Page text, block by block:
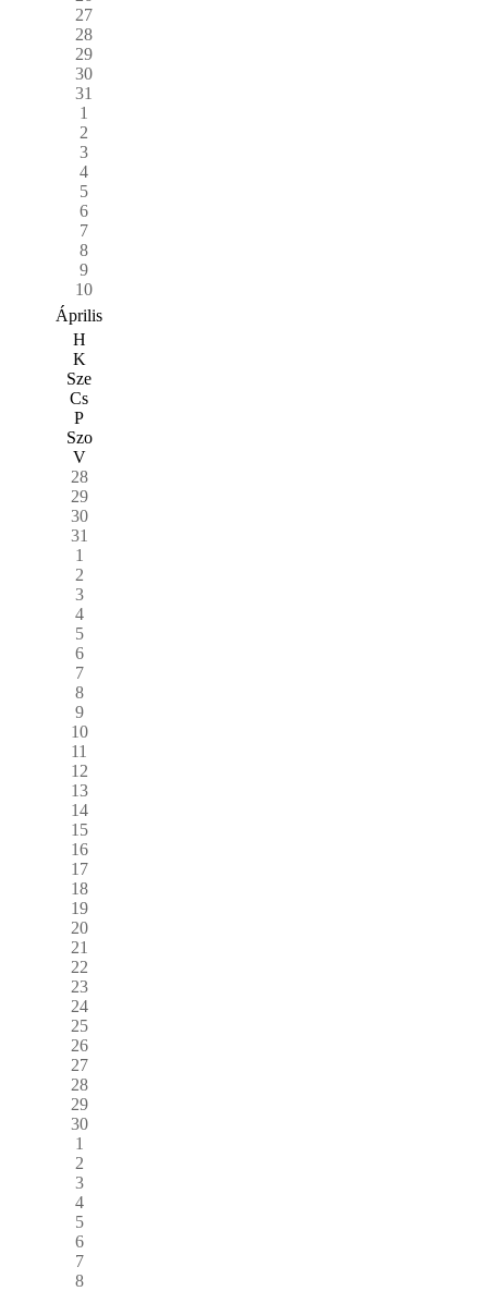
27
28
29
30
31
1
2
3
4
5
6
7
8
9
10
Április
H
K
Sze
Cs
P
Szo
V
28
29
30
31
1
2
3
4
5
6
7
8
9
10
11
12
13
14
15
16
17
18
19
20
21
22
23
24
25
26
27
28
29
30
1
2
3
4
5
6
7
8